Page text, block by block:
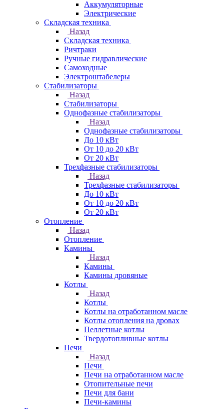
Аккумуляторные
Электрические
Складская техника
Назад
Складская техника
Ричтраки
Ручные гидравлические
Самоходные
Электроштабелеры
Стабилизаторы
Назад
Стабилизаторы
Однофазные стабилизаторы
Назад
Однофазные стабилизаторы
До 10 кВт
От 10 до 20 кВт
От 20 кВт
Трехфазные стабилизаторы
Назад
Трехфазные стабилизаторы
До 10 кВт
От 10 до 20 кВт
От 20 кВт
Отопление
Назад
Отопление
Камины
Назад
Камины
Камины дровяные
Котлы
Назад
Котлы
Котлы на отработанном масле
Котлы отопления на дровах
Пеллетные котлы
Твердотопливные котлы
Печи
Назад
Печи
Печи на отработанном масле
Отопительные печи
Печи для бани
Печи-камины